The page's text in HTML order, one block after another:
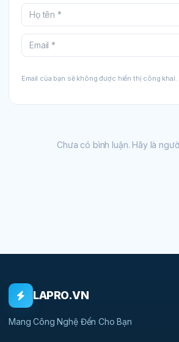
Email của bạn sẽ không được hiển thị công khai.
Chưa có bình luận. Hãy là
LAPRO.VN
Mang Công Nghệ Đến Cho Bạn